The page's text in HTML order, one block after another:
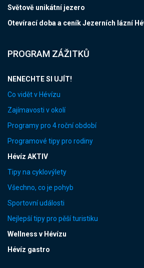
Světově unikátní jezero
Otevírací doba a ceník Jezerních lázní
PROGRAM ZÁŽITKŮ
NENECHTE SI UJÍT!
Co vidět v Hévízu
Zajímavosti v okolí
Programy pro 4 roční období
Programové tipy pro rodiny
Hévíz AKTIV
Tipy na cyklovýlety
Všechno, co je pohyb
Sportovní události
Nejlepší tipy pro pěší turistiku
Wellness v Hévízu
Hévíz gastro